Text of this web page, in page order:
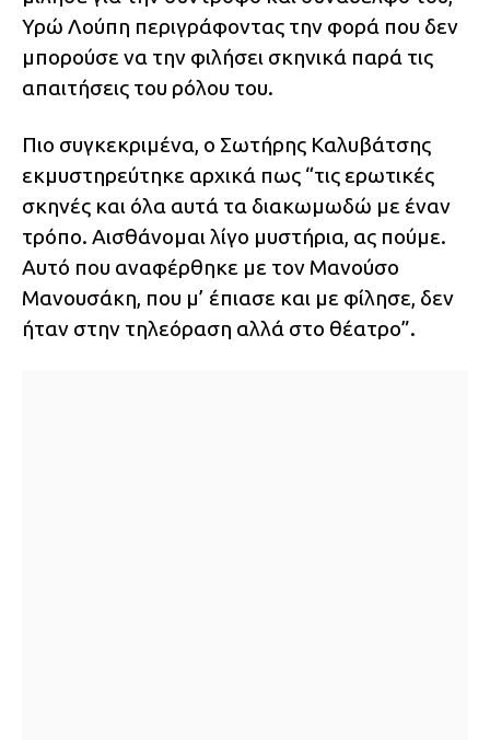
Υρώ Λούπη περιγράφοντας την φορά που δεν
μπορούσε να την φιλήσει σκηνικά παρά τις
απαιτήσεις του ρόλου του.
Πιο συγκεκριμένα, ο Σωτήρης Καλυβάτσης
εκμυστηρεύτηκε αρχικά πως “τις ερωτικές
σκηνές και όλα αυτά τα διακωμωδώ με έναν
τρόπο. Αισθάνομαι λίγο μυστήρια, ας πούμε.
Αυτό που αναφέρθηκε με τον Μανούσο
Μανουσάκη, που μ’ έπιασε και με φίλησε, δεν
ήταν στην τηλεόραση αλλά στο θέατρο”.